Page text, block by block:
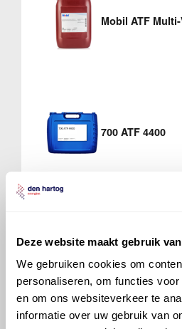
Deze website maakt gebruik
We gebruiken cookies om
personaliseren, om functies
en om ons websiteverkeer te
informatie over uw gebruik van
Mobil ATF
700 ATF 4400
Verdeelbak
Mobil 75W80